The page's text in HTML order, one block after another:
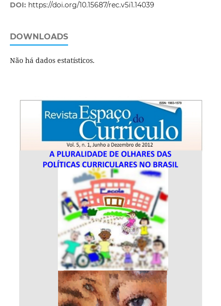
DOI: https://doi.org/10.15687/rec.v5i1.14039
DOWNLOADS
Não há dados estatísticos.